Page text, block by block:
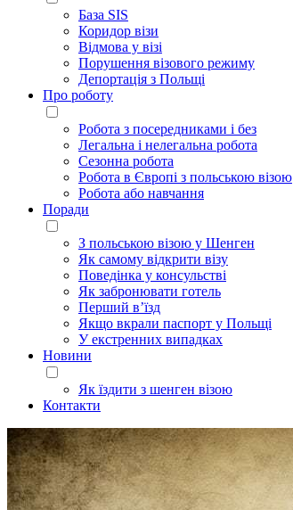
База SIS
Коридор візи
Відмова у візі
Порушення візового режиму
Депортація з Польщі
Про роботу
Робота з посередниками і без
Легальна і нелегальна робота
Сезонна робота
Робота в Європі з польською візою
Робота або навчання
Поради
З польською візою у Шенген
Як самому відкрити візу
Поведінка у консульстві
Як забронювати готель
Перший в’їзд
Якщо вкрали паспорт у Польщі
У екстренних випадках
Новини
Як їздити з шенген візою
Контакти